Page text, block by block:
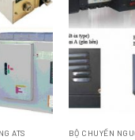
ATS BỘ CHUYỂN